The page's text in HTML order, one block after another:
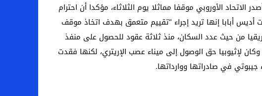
الأوروبي موقفا مماثلا يوم الثلاثاء، مؤكدا أن احترام
أبابا إنها تريد إجراء “تقييم متعمق بهدف اتخاذ موقف
من حيث عدد السكان، منذ ثلاثة عقود للحصول على منفذ
على البحر الأحمر نتيجة استقلال إريتريا عنها عام 1993 بعد حرب طويلة. وكان لإثيوبيا حق الوصول إلى ميناء عصب الإريتري، لكنها فقدت